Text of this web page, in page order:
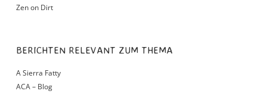
Zen on Dirt
BERICHTEN RELEVANT ZUM THEMA
A Sierra Fatty
ACA – Blog